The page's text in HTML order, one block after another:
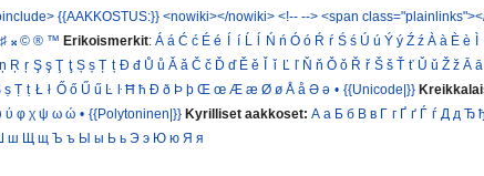
{{AAKKOSTUS:}} <nowiki></nowiki> <!-- --> <span
♯ 𝄪 © ® ™ Erikoismerkit:Á á Ć ć É é Í í Ĺ ĺ Ń ń Ó ó Ŕ ŕ Ś ś Ú ú Ý ý Ź ź À à È è Ì
ņ Ŗ ŗ Ş ş Ţ ţ Ș ș Ț ț Đ đ Ů ů Ǎ ǎ Č č Ď ď Ě ě Ǐ ǐ Ľ ľ Ň ň Ǒ ǒ Ř ř Š š Ť ť Ǔ ǔ Ž ž Ā ā
ṣ Ṭ ṭ Ł ł Ő ő Ű ű Ŀ ŀ Ħ ħ Ð ð Þ þ Œ œ Æ æ Ø ø Å å Ə ə • {{Unicode|}}
ύ φ χ ψ ω ώ • {{Polytoninen|}} Kyrilliset aakkoset: А а Б б В в Г г Ґ ґ Ѓ ѓ Д д Ђ ђ
ш Щ щ Ъ ъ Ы ы Ь ь Э э Ю ю Я я